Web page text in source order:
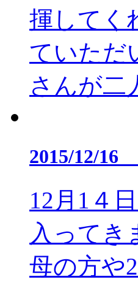
揮してく
ていただ
さんが二
2015/12/
12月1４
入ってき
母の方や